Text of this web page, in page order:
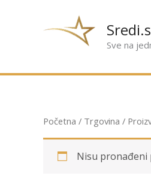
Sve na
Početna / Trgovina /
Nisu pronađeni